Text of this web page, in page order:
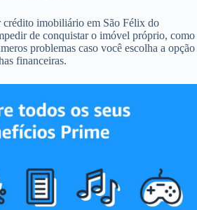
crédito imobiliário em São Félix do
de conquistar o imóvel próprio, como
problemas caso você escolha a opção
financeiras.